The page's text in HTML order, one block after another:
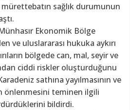
sağlık durumunun
Ekonomik Bölge
ve uluslararası hukuka aykırı
bölgede can, mal, seyir ve
ciddi riskler oluşturduğunu
sathına yayılmasının ve
önlenmesini teminen ilgili
bildirdi.